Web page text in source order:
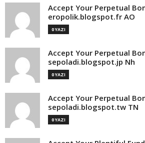
Accept Your Perpetual
eropolik.blogspot.fr AO
0 YAZI
Accept Your Perpetual
sepoladi.blogspot.jp Nh
0 YAZI
Accept Your Perpetual
sepoladi.blogspot.tw TN
0 YAZI